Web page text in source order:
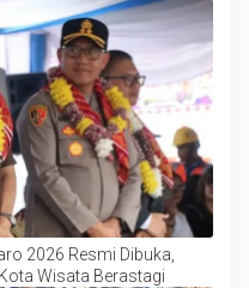
2026 Resmi Dibuka,
Wisata Berastagi